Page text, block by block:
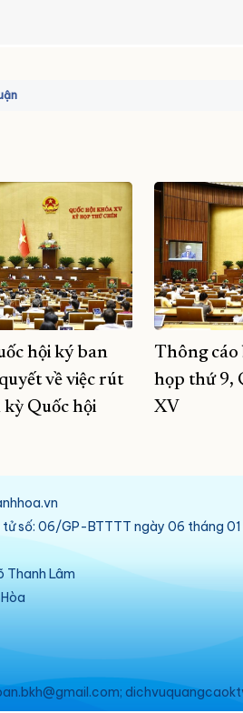
hội ký ban
về việc rút
kỳ Quốc hội
Thông cáo
họp thứ 9,
XV
tử số: 06/GP-BTTTT ngày 06 tháng
Thanh Lâm